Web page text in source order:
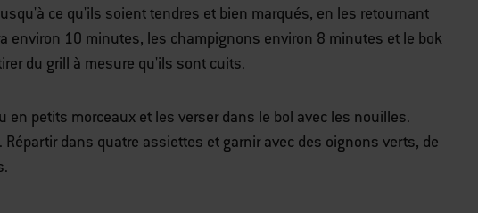
ce qu'ils soient tendres et bien marqués, en les retournant
environ 10 minutes, les champignons environ 8 minutes et le bok
du grill à mesure qu'ils sont cuits.
en petits morceaux et les verser dans le bol avec les nouilles.
Répartir dans quatre assiettes et garnir avec des oignons verts, de